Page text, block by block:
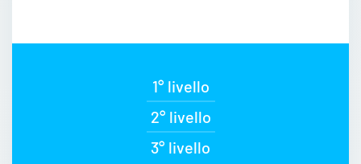
1° livello
2° livello
3° livello